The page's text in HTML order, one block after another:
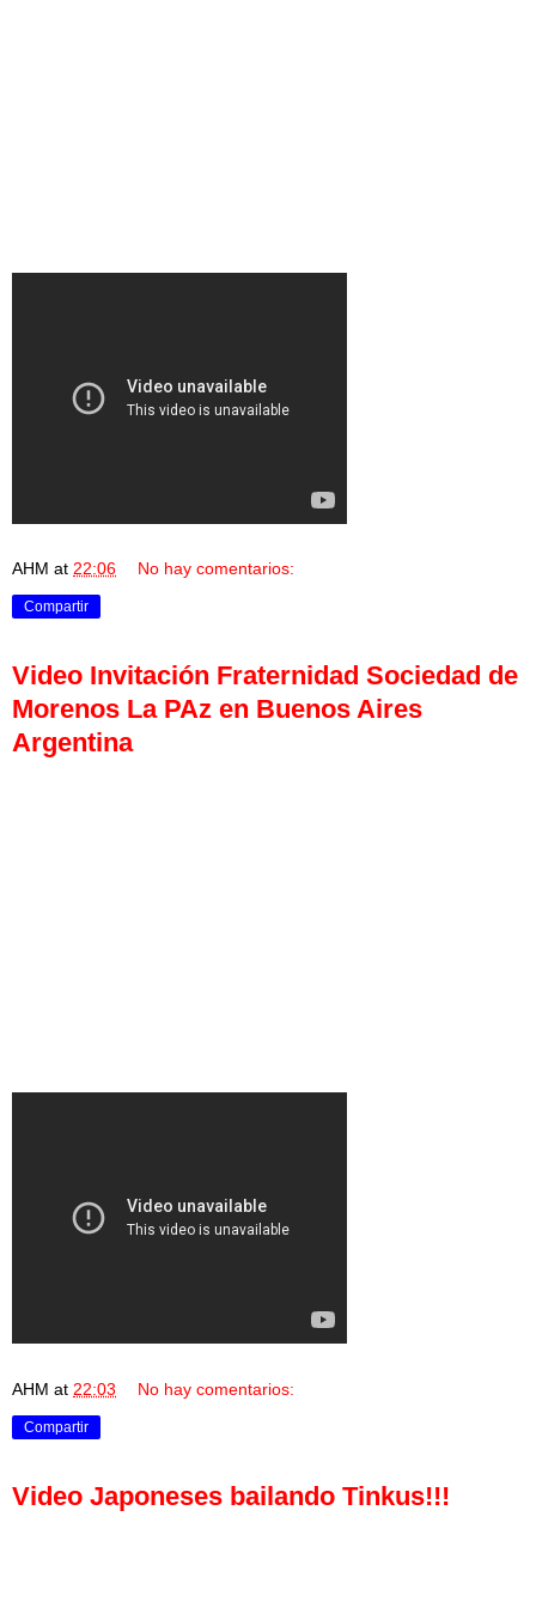
AHM at 22:06 No hay comentarios:
Compartir
Video Invitación Fraternidad Sociedad de
Morenos La PAz en Buenos Aires
Argentina
AHM at 22:03 No hay comentarios:
Compartir
Video Japoneses bailando Tinkus!!!